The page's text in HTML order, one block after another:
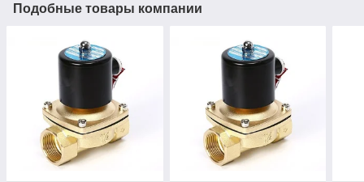
Подобные товары компании